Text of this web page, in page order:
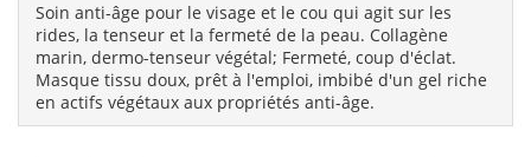
Soin anti-âge pour le visage et le cou qui agit sur les
rides, la tenseur et la fermeté de la peau. Collagène
marin, dermo-tenseur végétal; Fermeté, coup d'éclat.
Masque tissu doux, prêt à l'emploi, imbibé d'un gel riche
en actifs végétaux aux propriétés anti-âge.